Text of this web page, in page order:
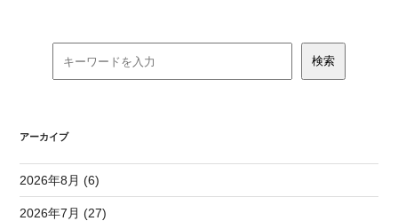
アーカイブ
2026年8月 (6)
2026年7月 (27)